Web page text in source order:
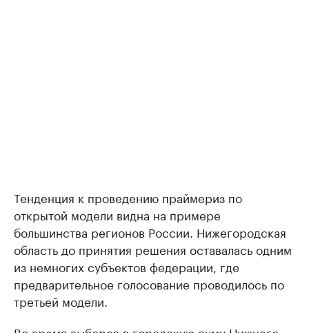
Тенденция к проведению праймериз по
открытой модели видна на примере
большинства регионов России. Нижегородская
область до принятия решения оставалась одним
из немногих субъектов федерации, где
предварительное голосование проводилось по
третьей модели.